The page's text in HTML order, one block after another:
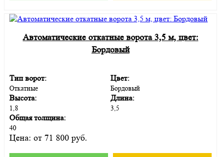
Автоматические откатные ворота 3,5 м, цвет:
Бордовый
Тип ворот:
Откатные
Цвет:
Бордовый
Высота:
1,8
Длина:
3,5
Общая толщина:
40
Цена: от 71 800 руб.